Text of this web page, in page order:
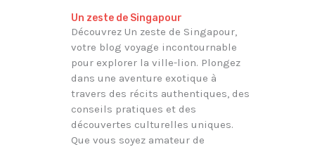
Un zeste de Singapour
Découvrez Un zeste de Singapour,
votre blog voyage incontournable
pour explorer la ville-lion. Plongez
dans une aventure exotique à
travers des récits authentiques, des
conseils pratiques et des
découvertes culturelles uniques.
Que vous soyez amateur de
Rechercher